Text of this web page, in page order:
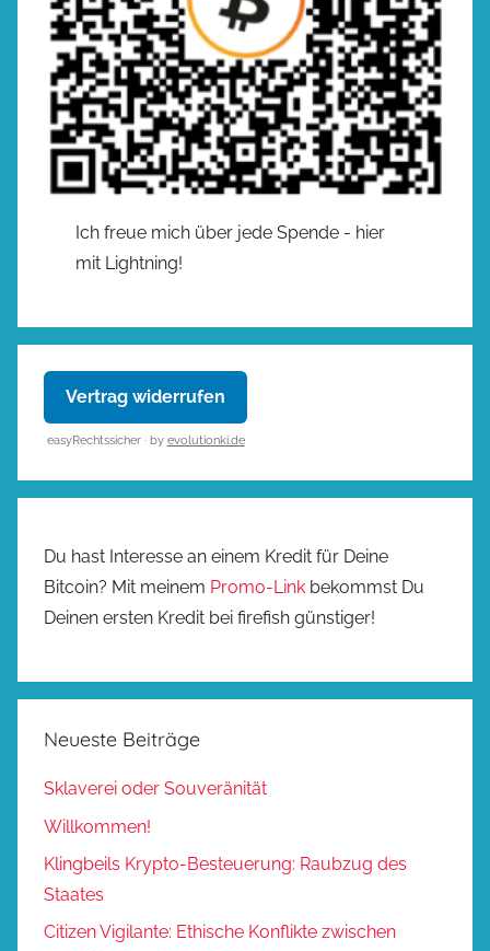
Ich freue mich über jede Spende - hier
mit Lightning!
Vertrag widerrufen
easyRechtssicher · by evolutionki.de
Du hast Interesse an einem Kredit für Deine
Bitcoin? Mit meinem Promo-Link bekommst Du
Deinen ersten Kredit bei firefish günstiger!
Neueste Beiträge
Sklaverei oder Souveränität
Willkommen!
Klingbeils Krypto-Besteuerung: Raubzug des
Staates
Citizen Vigilante: Ethische Konflikte zwischen